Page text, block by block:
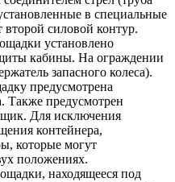
в специальные
силовой контур.
установлено
кабины. На ограждении
запасного колеса).
предусмотрена
Также предусмотрен
Для исключения
контейнера,
которые могут
положениях.
находящееся под